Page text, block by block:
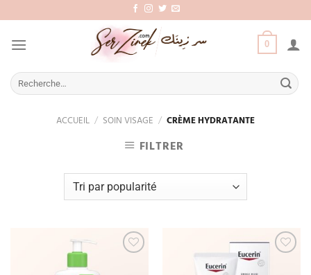
au
contenu
0
Recherche
pour :
ACCUEIL / SOIN VISAGE / CRÈME HYDRATANTE
FILTRER